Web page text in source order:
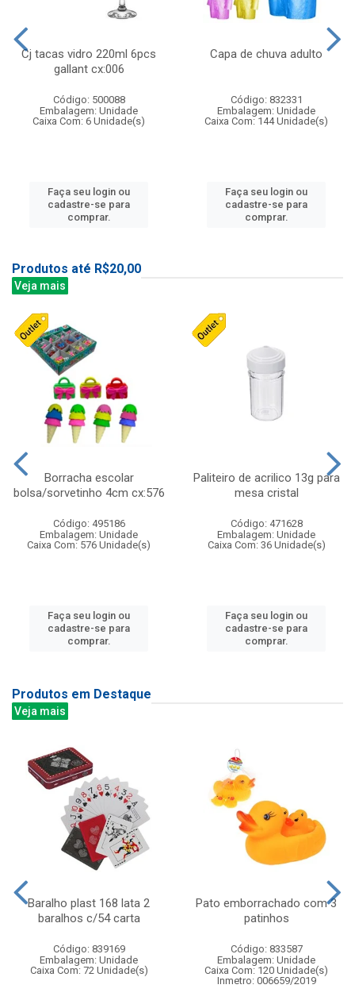
Cj tacas vidro 220ml 6pcs
gallant cx:006
Código: 500088
Embalagem: Unidade
Caixa Com: 6 Unidade(s)
Faça seu login ou
cadastre-se para
comprar.
Capa de chuva adulto
Código: 832331
Embalagem: Unidade
Caixa Com: 144 Unidade(s)
Faça seu login ou
cadastre-se para
comprar.
Produtos até R$20,00
Veja mais
Borracha escolar
bolsa/sorvetinho 4cm cx:576
Código: 495186
Embalagem: Unidade
Caixa Com: 576 Unidade(s)
Faça seu login ou
cadastre-se para
comprar.
Paliteiro de acrilico 13g para
mesa cristal
Código: 471628
Embalagem: Unidade
Caixa Com: 36 Unidade(s)
Faça seu login ou
cadastre-se para
comprar.
Produtos em Destaque
Veja mais
Baralho plast 168 lata 2
baralhos c/54 carta
Código: 839169
Embalagem: Unidade
Caixa Com: 72 Unidade(s)
Pato emborrachado com 3
patinhos
Código: 833587
Embalagem: Unidade
Caixa Com: 120 Unidade(s)
Inmetro: 006659/2019